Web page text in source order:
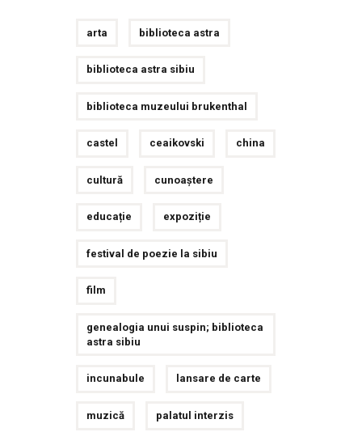
arta biblioteca astra
biblioteca astra sibiu
biblioteca muzeului brukenthal
castel ceaikovski china
cultură cunoaștere
educație expoziție
festival de poezie la sibiu
film
genealogia unui suspin; biblioteca
astra sibiu
incunabule lansare de carte
muzică palatul interzis